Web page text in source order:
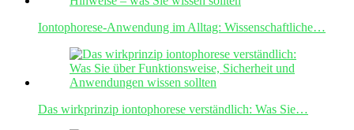
Iontophorese-Anwendung im Alltag: Wissenschaftliche…
Das wirkprinzip iontophorese verständlich: Was Sie…